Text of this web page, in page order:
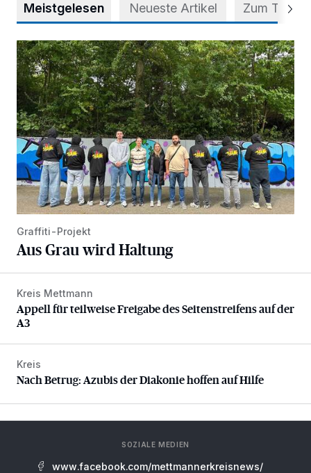
Meistgelesen Neueste Artikel Zum Thema
Aus Grau wird Haltung
Graffiti-Projekt
Aus Grau wird Haltung
Appell für teilweise Freigabe des Seitenstreifens auf der A3
Kreis Mettmann
Appell für teilweise Freigabe des Seitenstreifens auf der
A3
Nach Betrug: Azubis der Diakonie hoffen auf Hilfe
Kreis
Nach Betrug: Azubis der Diakonie hoffen auf Hilfe
SOZIALE MEDIEN
www.facebook.com/mettmannerkreisnews/